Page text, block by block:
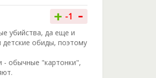
+ -1 -
убийства, да еще и
детские обиды, поэтому
- обычные "картонки",